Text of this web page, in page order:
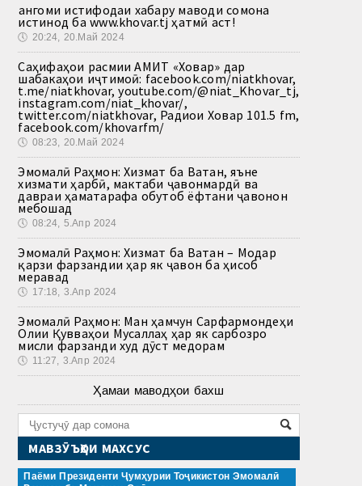
Ҳангоми истифодаи хабару маводи сомона
истинод ба www.khovar.tj ҳатмӣ аст!
🕔 20:24, 20.Май 2024
Саҳифаҳои расмии АМИТ «Ховар» дар
шабакаҳои иҷтимоӣ: facebook.com/niatkhovar,
t.me/niatkhovar, youtube.com/@niat_Khovar_tj,
instagram.com/niat_khovar/,
twitter.com/niatkhovar, Радиои Ховар 101.5 fm,
facebook.com/khovarfm/
🕔 08:23, 20.Май 2024
Эмомалӣ Раҳмон: Хизмат ба Ватан, яъне
хизмати ҳарбӣ, мактаби ҷавонмардӣ ва
давраи ҳаматарафа обутоб ёфтани ҷавонон
мебошад
🕔 08:24, 5.Апр 2024
Эмомалӣ Раҳмон: Хизмат ба Ватан – Модар
қарзи фарзандии ҳар як ҷавон ба ҳисоб
меравад
🕔 17:18, 3.Апр 2024
Эмомалӣ Раҳмон: Ман ҳамчун Сарфармондеҳи
Олии Қувваҳои Мусаллаҳ ҳар як сарбозро
мисли фарзанди худ дӯст медорам
🕔 11:27, 3.Апр 2024
Ҳамаи маводҳои бахш
МАВЗӮЪҲОИ МАХСУС
Паёми Президенти Ҷумҳурии Тоҷикистон Эмомалӣ